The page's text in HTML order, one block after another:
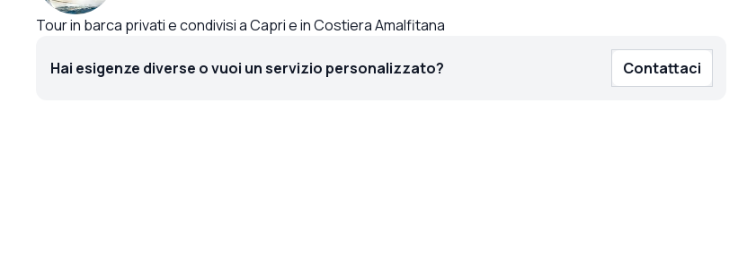
Tour in barca privati e condivisi a Capri e in Costiera Amalfitana
Hai esigenze diverse o vuoi un servizio personalizzato? Contattaci